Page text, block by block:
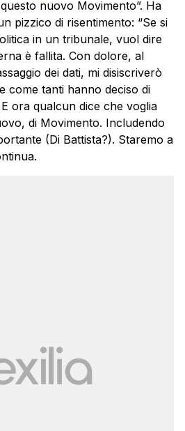
nuovo Movimento”. Ha
pizzico di risentimento: “Se si
in un tribunale, vuol dire
è fallita. Con dolore, al
dei dati, mi disiscriverò
come tanti hanno deciso di
ora qualcun dice che voglia
di Movimento. Includendo
(Di Battista?). Staremo a